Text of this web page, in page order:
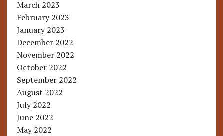
March 2023
February 2023
January 2023
December 2022
November 2022
October 2022
September 2022
August 2022
July 2022
June 2022
May 2022